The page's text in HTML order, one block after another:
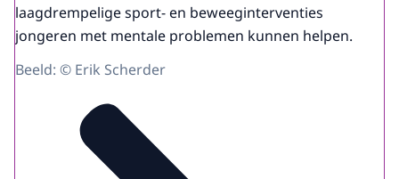
laagdrempelige sport- en beweeginterventies
jongeren met mentale problemen kunnen helpen.
Beeld: © Erik Scherder